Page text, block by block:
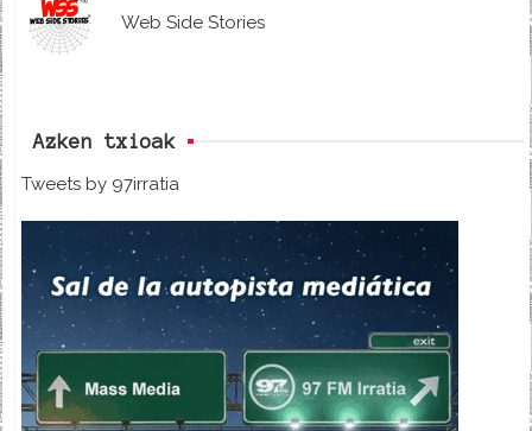
Web Side Stories
Azken txioak
Tweets by 97irratia